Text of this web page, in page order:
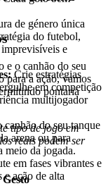
de género única
do futebol,
e
Crie estratégias
em competição
multijogador
do seu tanque
arena ou para
meio da jogada.
em fases vibrantes e
ação de alta
e o canhão do seu
para a ação, vamos
pontaria
tipo de jogo em
reais podem ser
Gesto